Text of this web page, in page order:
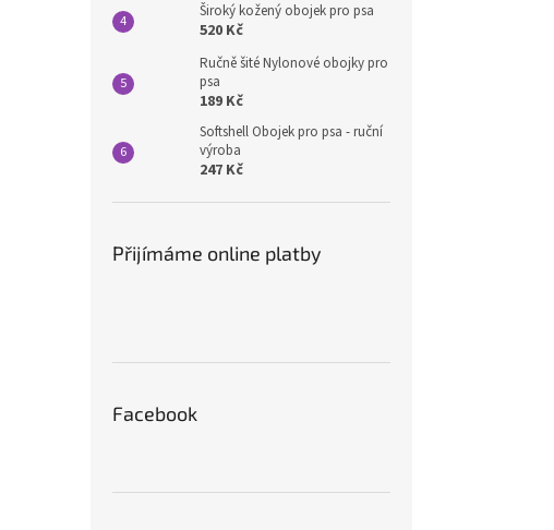
Široký kožený obojek pro psa
520 Kč
Ručně šité Nylonové obojky pro
psa
189 Kč
Softshell Obojek pro psa - ruční
výroba
247 Kč
Přijímáme online platby
Facebook